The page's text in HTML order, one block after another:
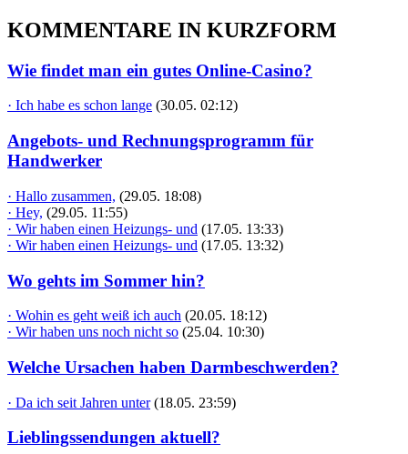
KOMMENTARE IN KURZFORM
Wie findet man ein gutes Online-Casino?
· Ich habe es schon lange (30.05. 02:12)
Angebots- und Rechnungsprogramm für
Handwerker
· Hallo zusammen, (29.05. 18:08)
· Hey, (29.05. 11:55)
· Wir haben einen Heizungs- und (17.05. 13:33)
· Wir haben einen Heizungs- und (17.05. 13:32)
Wo gehts im Sommer hin?
· Wohin es geht weiß ich auch (20.05. 18:12)
· Wir haben uns noch nicht so (25.04. 10:30)
Welche Ursachen haben Darmbeschwerden?
· Da ich seit Jahren unter (18.05. 23:59)
Lieblingssendungen aktuell?